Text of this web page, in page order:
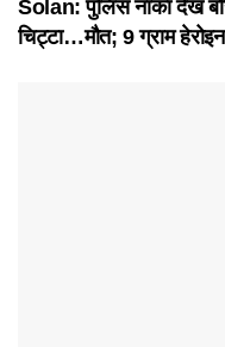
Solan: पुलिस नाका देख
चिट्टा…मौत; 9 ग्राम